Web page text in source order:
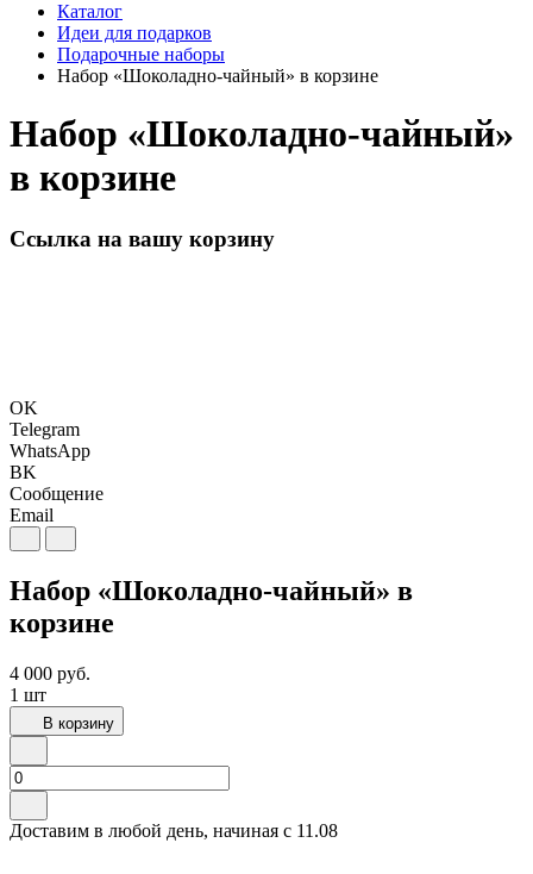
Каталог
Идеи для подарков
Подарочные наборы
Набор «Шоколадно-чайный» в корзине
Набор «Шоколадно-чайный»
в корзине
Ссылка на вашу корзину
OK
Telegram
WhatsApp
BK
Сообщение
Email
Набор «Шоколадно-чайный» в
корзине
4 000 руб.
1 шт
В корзину
Доставим в любой день, начиная с 11.08